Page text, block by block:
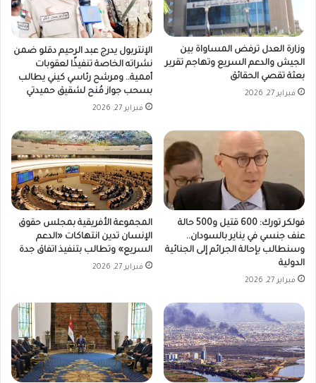
وزارة العدل ترفض المساواة بين
الجيش والدعم السريع وتهاجم تقرير
بعثة تقصي الحقائق
فبراير 27, 2026
الإنتربول يدرج عبد الرحيم دقلو ضمن
نشراته الخاصة تنفيذًا لعقوبات
أممية.. ومرشح رئاسي كيني يطالب
بسحب جواز مُنح لشقيق حميدتي
فبراير 27, 2026
فولكر تورك: 600 قتيل و500 حالة
عنف جنسي في يناير بالسودان..
وسنطالب بإحالة الجرائم إلى الجنائية
الدولية
فبراير 27, 2026
المجموعة الأفريقية بمجلس حقوق
الإنسان تدين انتهاكات «الدعم
السريع» وتطالب بتنفيذ اتفاق جدة
فبراير 27, 2026